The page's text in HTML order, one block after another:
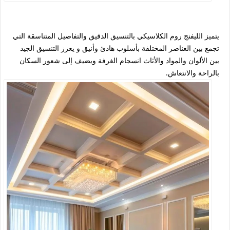
يتميز الليفنج روم الكلاسيكي بالتنسيق الدقيق والتفاصيل المتناسقة التي
تجمع بين العناصر المختلفة بأسلوب هادئ وأنيق و يعزز التنسيق الجيد
بين الألوان والمواد والأثاث انسجام الغرفة ويضيف إلى شعور السكان
بالراحة والانتعاش.